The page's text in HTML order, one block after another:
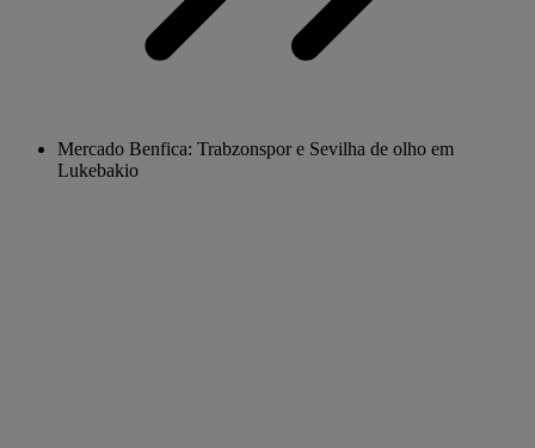
Mercado Benfica: Trabzonspor e Sevilha de olho em
Lukebakio